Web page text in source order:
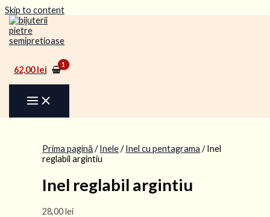
Skip to content
62,00lei
Prima pagină/Inele/Inel cu pentagrama / Inel
reglabil argintiu
Inel reglabil argintiu
28,00lei